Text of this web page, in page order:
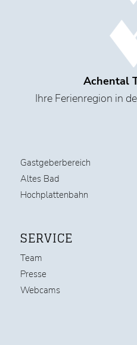
Achental
Ihre Ferienregion in
Gastgeberbereich
Altes Bad
Hochplattenbahn
SERVICE
Team
Presse
Webcams